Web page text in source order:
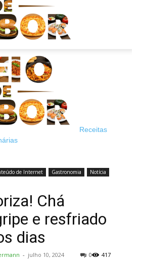
Receitas
de Internet Gastronomia
Notícia
Chá
e resfriado
dias
- julho 10, 2024 417
0